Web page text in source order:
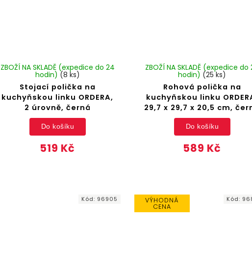
Stojací polička na
kuchyňskou linku ORDERA,
2 úrovně, černá
ZBOŽÍ NA SKLADĚ (expedice do 24
hodin) (8 ks)
519 Kč
Do košíku
Rohová polička na
kuchyňskou linku
29,7 x 29,7 x 20,5 cm,
ZBOŽÍ NA SKLADĚ (expedice do
hodin) (25 ks)
589 Kč
Do košíku
Kód: 96905 VÝHODNÁ
CENA
Kód: